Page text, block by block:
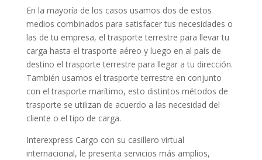
En la mayoría de los casos usamos dos de estos
medios combinados para satisfacer tus necesidades o
las de tu empresa, el trasporte terrestre para llevar tu
carga hasta el trasporte aéreo y luego en al país de
destino el trasporte terrestre para llegar a tu dirección.
También usamos el trasporte terrestre en conjunto
con el trasporte marítimo, esto distintos métodos de
trasporte se utilizan de acuerdo a las necesidad del
cliente o el tipo de carga.
Interexpress Cargo con su casillero virtual
internacional, le presenta servicios más amplios,